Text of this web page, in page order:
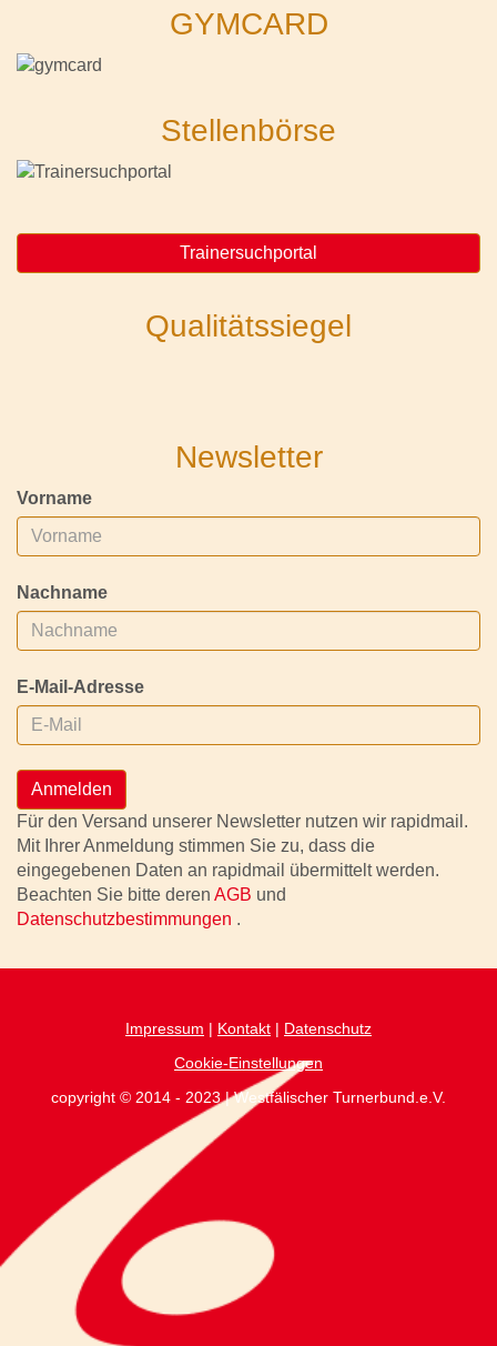
GYMCARD
Stellenbörse
Trainersuchportal
Qualitätssiegel
Newsletter
Vorname
Nachname
E-Mail-Adresse
Anmelden
Für den Versand unserer Newsletter nutzen wir rapidmail.
Mit Ihrer Anmeldung stimmen Sie zu, dass die
eingegebenen Daten an rapidmail übermittelt werden.
Beachten Sie bitte deren AGB und
Datenschutzbestimmungen .
Impressum | Kontakt | Datenschutz
Cookie-Einstellungen
copyright © 2014 - 2023 | Westfälischer Turnerbund.e.V.